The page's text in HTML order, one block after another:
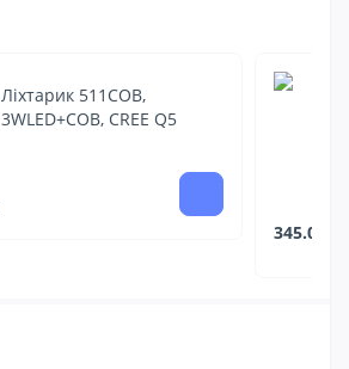
Ліхтарик 511COB,
3WLED+COB, CREE Q5
345.00 ₴